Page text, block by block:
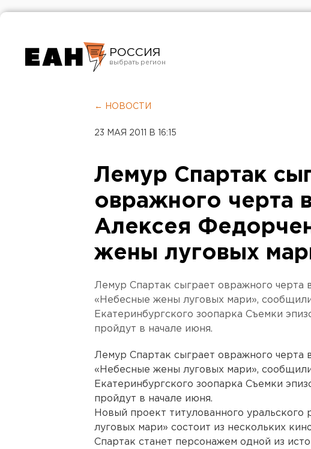
РОССИЯ
Челябинск
← НОВОСТИ
23 МАЯ 2011 В 16:15
Лемур Спартак
овражного черта
Алексея
жены луговых
Лемур Спартак сыграет овражного черта
«Небесные жены луговых мари»,
Екатеринбургского зоопарка Съемки
пройдут в начале июня.
Лемур Спартак сыграет овражного черта
«Небесные жены луговых мари»,
Екатеринбургского зоопарка Съемки
пройдут в начале июня.
Новый проект титулованного
луговых мари» состоит из нескольких
Спартак станет персонажем одной из